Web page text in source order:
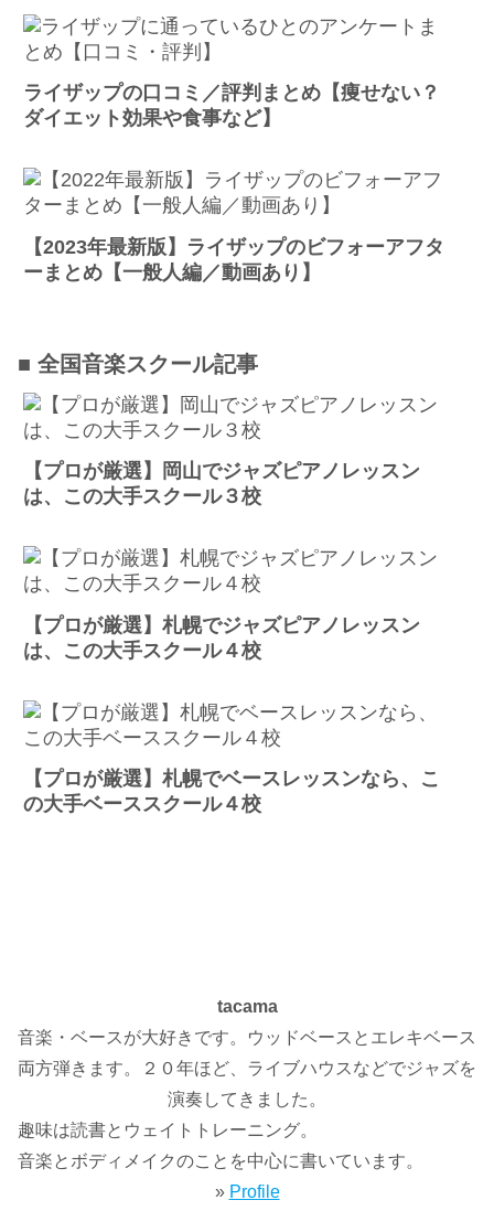
ライザップの口コミ／評判まとめ【痩せない？
ダイエット効果や食事など】
【2023年最新版】ライザップのビフォーアフタ
ーまとめ【一般人編／動画あり】
■ 全国音楽スクール記事
【プロが厳選】岡山でジャズピアノレッスン
は、この大手スクール３校
【プロが厳選】札幌でジャズピアノレッスン
は、この大手スクール４校
【プロが厳選】札幌でベースレッスンなら、こ
の大手ベーススクール４校
tacama
音楽・ベースが大好きです。ウッドベースとエレキベース
両方弾きます。２０年ほど、ライブハウスなどでジャズを
演奏してきました。
趣味は読書とウェイトトレーニング。
音楽とボディメイクのことを中心に書いています。
» Profile